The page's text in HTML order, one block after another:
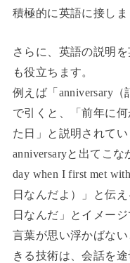
積極的に英語に接しま
さらに、英語の説明
も役立ちます。
例えば「anniversary
で引くと、「前年に
た日」と説明されて
anniversaryと出てこな
day when I first met
日なんだよ）」と伝
日なんだ」とイメージ
言葉が思い浮かばな
きる技術は、会話を